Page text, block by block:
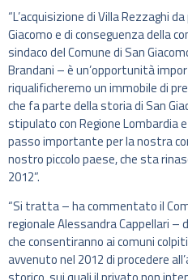
“L’acquisizione di Villa Rezzaghi
Giacomo e di conseguenza della
sindaco del Comune di San
Brandani – è un’opportunità
riqualificheremo un immobile di
che fa parte della storia di San
stipulato con Regione
passo importante per la nostra
nostro piccolo paese, che sta
2012”.
“Si tratta – ha commentato il
regionale Alessandra Cappellari –
che consentiranno ai comuni
avvenuto nel 2012 di procedere